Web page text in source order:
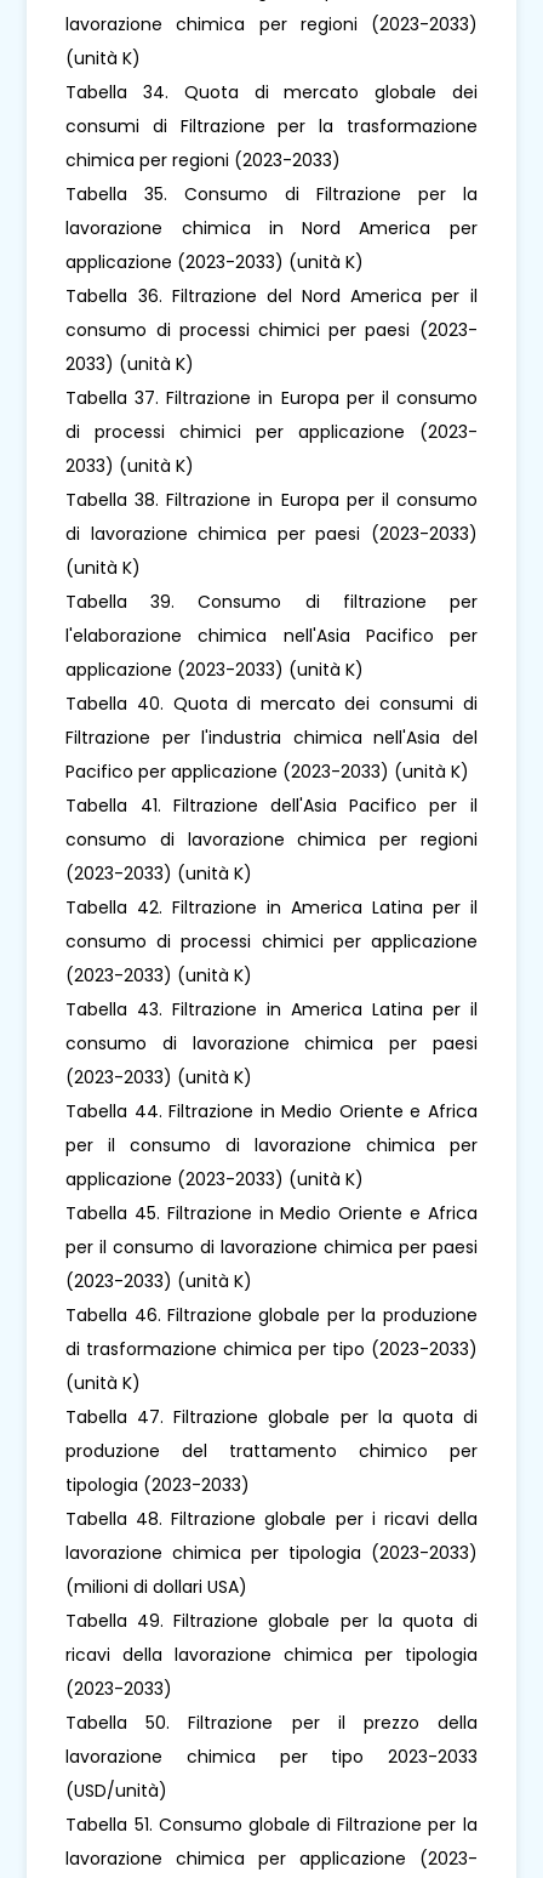
lavorazione chimica per regioni (2023-2033)
(unità K)
Tabella 34. Quota di mercato globale dei
consumi di Filtrazione per la trasformazione
chimica per regioni (2023-2033)
Tabella 35. Consumo di Filtrazione per la
lavorazione chimica in Nord America per
applicazione (2023-2033) (unità K)
Tabella 36. Filtrazione del Nord America per il
consumo di processi chimici per paesi (2023-
2033) (unità K)
Tabella 37. Filtrazione in Europa per il consumo
di processi chimici per applicazione (2023-
2033) (unità K)
Tabella 38. Filtrazione in Europa per il consumo
di lavorazione chimica per paesi (2023-2033)
(unità K)
Tabella 39. Consumo di filtrazione per
l'elaborazione chimica nell'Asia Pacifico per
applicazione (2023-2033) (unità K)
Tabella 40. Quota di mercato dei consumi di
Filtrazione per l'industria chimica nell'Asia del
Pacifico per applicazione (2023-2033) (unità K)
Tabella 41. Filtrazione dell'Asia Pacifico per il
consumo di lavorazione chimica per regioni
(2023-2033) (unità K)
Tabella 42. Filtrazione in America Latina per il
consumo di processi chimici per applicazione
(2023-2033) (unità K)
Tabella 43. Filtrazione in America Latina per il
consumo di lavorazione chimica per paesi
(2023-2033) (unità K)
Tabella 44. Filtrazione in Medio Oriente e Africa
per il consumo di lavorazione chimica per
applicazione (2023-2033) (unità K)
Tabella 45. Filtrazione in Medio Oriente e Africa
per il consumo di lavorazione chimica per paesi
(2023-2033) (unità K)
Tabella 46. Filtrazione globale per la produzione
di trasformazione chimica per tipo (2023-2033)
(unità K)
Tabella 47. Filtrazione globale per la quota di
produzione del trattamento chimico per
tipologia (2023-2033)
Tabella 48. Filtrazione globale per i ricavi della
lavorazione chimica per tipologia (2023-2033)
(milioni di dollari USA)
Tabella 49. Filtrazione globale per la quota di
ricavi della lavorazione chimica per tipologia
(2023-2033)
Tabella 50. Filtrazione per il prezzo della
lavorazione chimica per tipo 2023-2033
(USD/unità)
Tabella 51. Consumo globale di Filtrazione per la
lavorazione chimica per applicazione (2023-